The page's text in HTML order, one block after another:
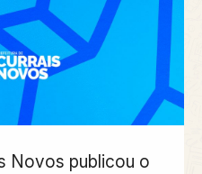
Novos publicou o